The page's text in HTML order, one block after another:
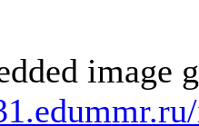
image